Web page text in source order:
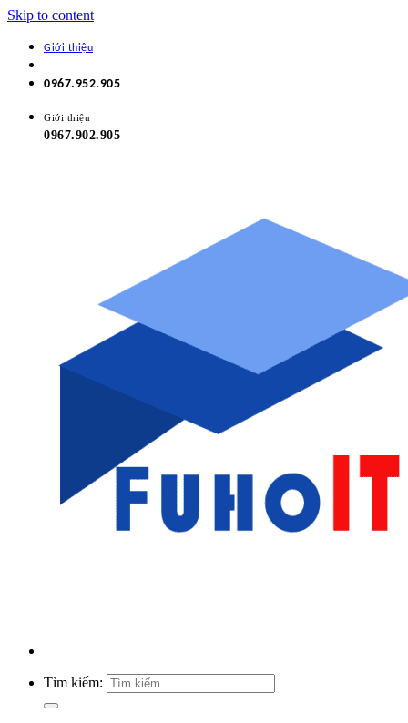
Skip to content
Giới thiệu
0967.952.905
Giới thiệu
0967.902.905
Tìm kiếm: